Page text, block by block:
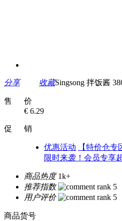
分享 收藏Singsong 拌饭酱
售 价
€ 6.29
促 销
优惠活动
【特价仓
限时来袭！会员专享
商品热度 1k+
推荐指数
用户评价
商品货号